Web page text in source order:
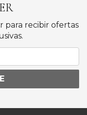
para recibir ofertas